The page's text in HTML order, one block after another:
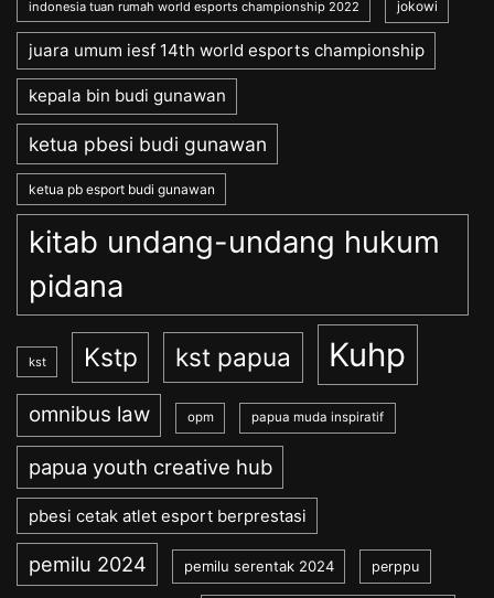
indonesia tuan rumah world esports championship 2022 jokowi
juara umum iesf 14th world esports championship
kepala bin budi gunawan
ketua pbesi budi gunawan
ketua pb esport budi gunawan
kitab undang-undang hukum
pidana
kst Kstp kst papua Kuhp
omnibus law opm papua muda inspiratif
papua youth creative hub
pbesi cetak atlet esport berprestasi
pemilu 2024 pemilu serentak 2024 perppu